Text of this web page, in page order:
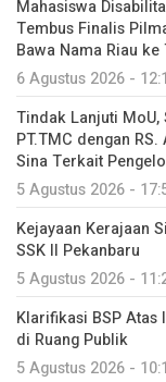
Mahasiswa
Tembus Finalis
Bawa Nama Riau
6 Agustus 2026 -
Tindak Lanjuti MoU,
PT.TMC dengan
Sina Terkait
5 Agustus 2026 -
Kejayaan Kerajaan
SSK II Pekanbaru
5 Agustus 2026 -
Klarifikasi BSP
di Ruang Publik
5 Agustus 2026 -